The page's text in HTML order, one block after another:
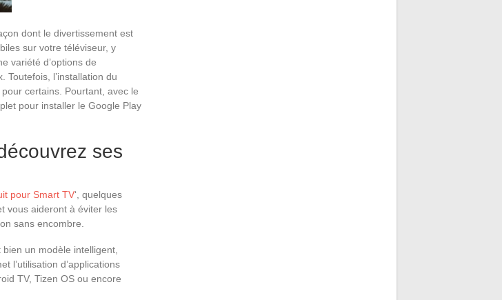
dont le divertissement est
sur votre téléviseur, y
variété d’options de
l’installation du
certains. Pourtant, avec le
pour installer le Google Play
ses
pour Smart TV‘, quelques
vous aideront à éviter les
sans encombre.
un modèle intelligent,
l’utilisation d’applications
TV, Tizen OS ou encore